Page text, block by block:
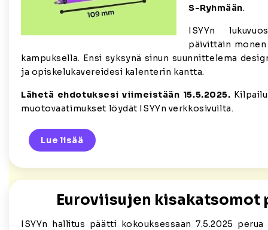
S-Ryhmään.
ISYYn
päivittäin monen
kampuksella. Ensi syksynä sinun suunnittelema
ja opiskelukavereidesi kalenterin kantta.
Lähetä ehdotuksesi viimeistään 15.5.2025.
muotovaatimukset löydät ISYYn verkkosivuilta.
Lue lisää
Euroviisujen kisakatsomot
ISYYn hallitus päätti kokouksessaan 7.5.2025 perua